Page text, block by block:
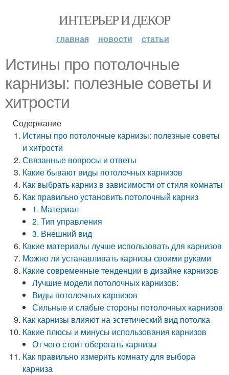
ИНТЕРЬЕР И ДЕКОР
главная новости статьи
Истины про потолочные
карнизы: полезные советы и
хитрости
Содержание
Истины про потолочные карнизы: полезные советы
и хитрости
Связанные вопросы и ответы
Какие бывают виды потолочных карнизов
Как выбрать карниз в зависимости от стиля комнаты
Как правильно установить потолочный карниз
1. Материал
2. Тип управления
3. Внешний вид
Какие материалы лучше использовать для карнизов
Можно ли устанавливать карнизы своими руками
Какие современные тенденции в дизайне карнизов
Лучшие модели потолочных карнизов:
Виды потолочных карнизов
Сильные и слабые стороны потолочных карнизов
Как карнизы влияют на эстетический вид потолка
Какие плюсы и минусы использования карнизов
От чего стоит оберегать карнизы
Как правильно измерить комнату для выбора
карниза